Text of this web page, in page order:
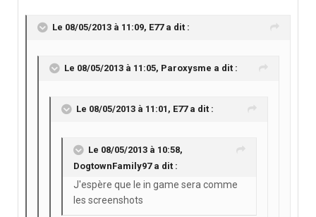
Le 08/05/2013 à 11:09, E77 a dit :
Le 08/05/2013 à 11:05, Paroxysme a dit :
Le 08/05/2013 à 11:01, E77 a dit :
Le 08/05/2013 à 10:58,
DogtownFamily97 a dit :
J'espère que le in game sera comme
les screenshots